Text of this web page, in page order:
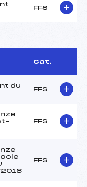
FFS
Cat.
du
FFS
FFS
2018
FFS